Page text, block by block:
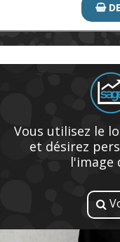

Vous utilisez le
et désirez
l'image
